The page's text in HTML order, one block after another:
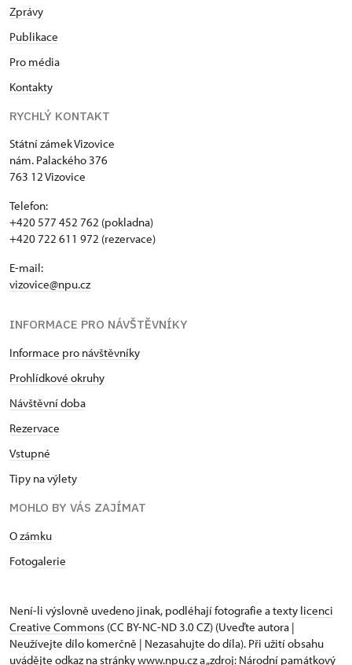
Zprávy
Publikace
Pro média
Kontakty
RYCHLÝ KONTAKT
Státní zámek Vizovice
nám. Palackého 376
763 12 Vizovice
Telefon:
+420 577 452 762 (pokladna)
+420 722 611 972 (rezervace)
E-mail:
vizovice@npu.cz
INFORMACE PRO NÁVŠTĚVNÍKY
Informace pro návštěvníky
Prohlídkové okruhy
Návštěvní doba
Rezervace
Vstupné
Tipy na výlety
MOHLO BY VÁS ZAJÍMAT
O zámku
Fotogalerie
Není-li výslovně uvedeno jinak, podléhají fotografie a texty licenci
Creative Commons (CC BY-NC-ND 3.0 CZ) (Uveďte autora |
Neužívejte dílo komerčně | Nezasahujte do díla). Při užití obsahu
uvádějte odkaz na stránky www.npu.cz a „zdroj: Národní památkový